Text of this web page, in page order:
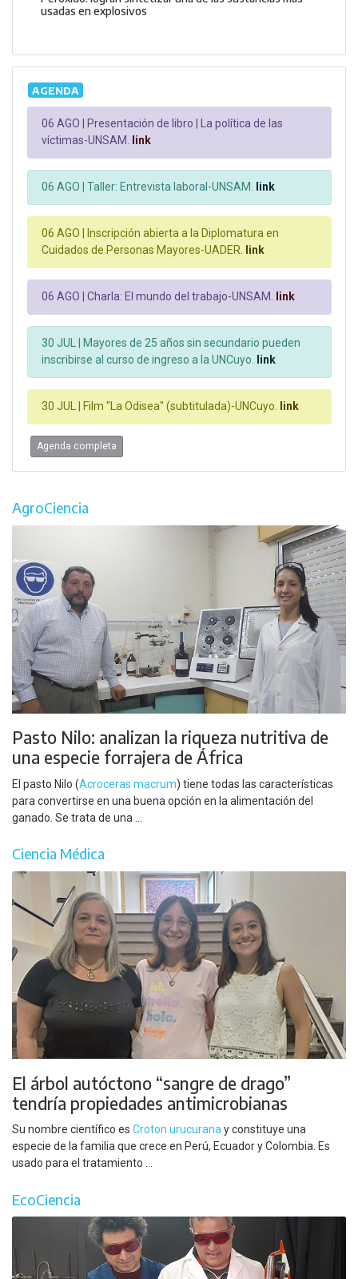
usadas en explosivos
AGENDA
06 AGO |
Presentación de libro | La política de las
víctimas-UNSAM. link
06 AGO | Taller: Entrevista laboral-UNSAM. link
06 AGO |
Inscripción abierta a la Diplomatura en
Cuidados de Personas Mayores-UADER. link
06 AGO | Charla: El mundo del trabajo-UNSAM. link
30 JUL |
Mayores de 25 años sin secundario pueden
inscribirse al curso de ingreso a la UNCuyo. link
30 JUL | Film "La Odisea" (subtitulada)-UNCuyo. link
Agenda completa
AgroCiencia
Pasto Nilo: analizan la riqueza nutritiva de
una especie forrajera de África
El pasto Nilo (Acroceras macrum) tiene todas las características
para convertirse en una buena opción en la alimentación del
ganado. Se trata de una ...
Ciencia Médica
El árbol autóctono “sangre de drago”
tendría propiedades antimicrobianas
Su nombre científico es Croton urucuranay constituye una
especie de la familia que crece en Perú, Ecuador y Colombia. Es
usado para el tratamiento ...
EcoCiencia